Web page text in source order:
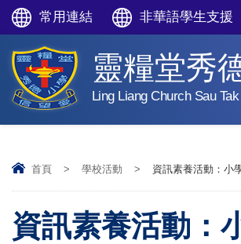
常用連結 非華語學生支援
靈糧堂秀
Ling Liang Church Sau
首頁 > 學校活動 > 資訊素養活動：小
資訊素養活動：